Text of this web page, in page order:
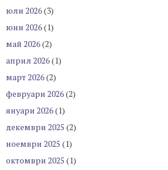
юли 2026(3)
юни 2026(1)
май 2026(2)
април 2026(1)
март 2026(2)
февруари 2026(2)
януари 2026(1)
декември 2025 (2)
ноември 2025 (1)
октомври 2025 (1)